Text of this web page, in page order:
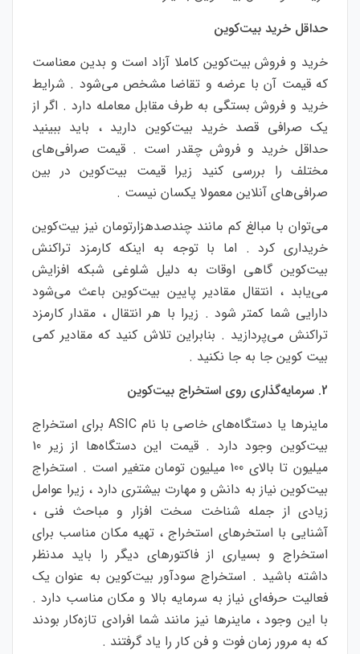
حداقل خرید بیت‌کوین
خرید و فروش بیت‌کوین کاملا آزاد است و بدین معناست
که قیمت آن با عرضه و تقاضا مشخص می‌شود . شرایط
خرید و فروش بستگی به طرف مقابل معامله دارد . اگر از
یک صرافی قصد خرید بیت‌کوین دارید ، باید ببینید
حداقل خرید و فروش چقدر است . قیمت صرافی‌های
مختلف را بررسی کنید زیرا قیمت بیت‌کوین در بین
صرافی‌های آنلاین معمولا یکسان نیست .
می‌توان با مبالغ کم مانند چندصدهزارتومان نیز بیت‌کوین
خریداری کرد . اما با توجه به اینکه کارمزد تراکنش
بیت‌کوین گاهی اوقات به دلیل شلوغی شبکه افزایش
می‌یابد ، انتقال مقادیر پایین بیت‌کوین باعث می‌شود
دارایی شما کمتر شود . زیرا با هر انتقال ، مقدار کارمزد
تراکنش می‌پردازید . بنابراین تلاش کنید که مقادیر کمی
بیت کوین جا به جا نکنید .
2. سرمایه‌گذاری روی استخراج بیت‌کوین
ماینرها یا دستگاه‌های خاصی با نام ASIC برای استخراج
بیت‌کوین وجود دارد . قیمت این دستگاه‌ها از زیر 10
میلیون تا بالای 100 میلیون تومان متغیر است . استخراج
بیت‌کوین نیاز به دانش و مهارت بیشتری دارد ، زیرا عوامل
زیادی از جمله شناخت سخت افزار و مباحث فنی ،
آشنایی با استخرهای استخراج ، تهیه مکان مناسب برای
استخراج و بسیاری از فاکتورهای دیگر را باید مدنظر
داشته باشید . استخراج سودآور بیت‌کوین به عنوان یک
فعالیت حرفه‌ای نیاز به سرمایه بالا و مکان مناسب دارد .
با این وجود ، ماینرها نیز مانند شما افرادی تازه‌کار بودند
که به مرور زمان فوت و فن کار را یاد گرفتند .